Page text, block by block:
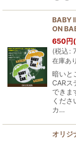
BABY
ON
650円
(税込:
在庫あり
暗いと
CARス
できま
くだ
カ…
オリジ